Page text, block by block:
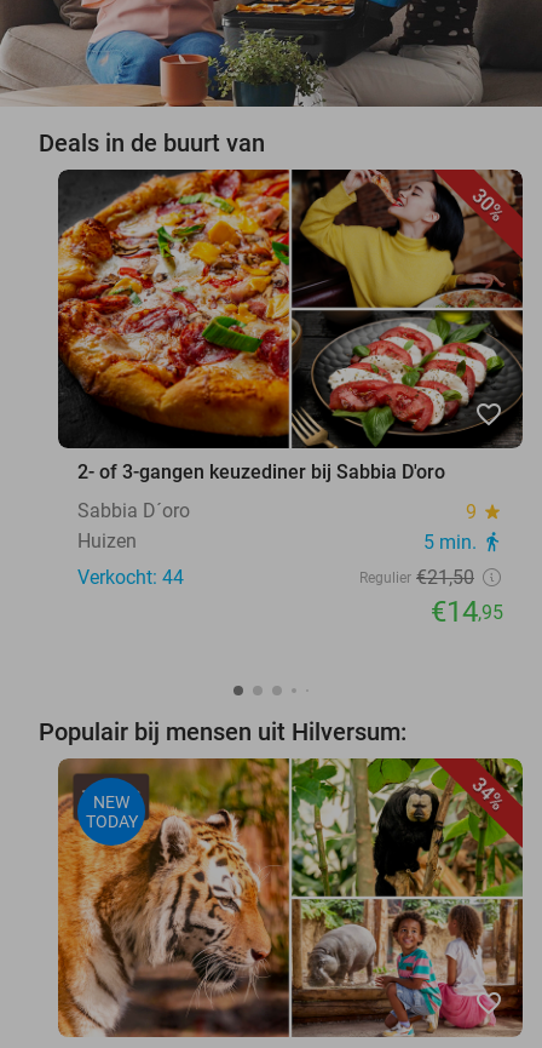
Deals in de buurt van
30%
favorite_border
2- of 3-gangen keuzediner bij Sabbia D'oro
Sabbia D´oro
9 star
Huizen 5 min. directions_walk
Verkocht: 44 Regulier €21,50
€14,95
Populair bij mensen uit Hilversum:
34%
NEW
TODAY
favorite_border